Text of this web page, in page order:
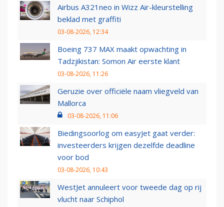
Airbus A321neo in Wizz Air-kleurstelling
beklad met graffiti
03-08-2026, 12:34
Boeing 737 MAX maakt opwachting in
Tadzjikistan: Somon Air eerste klant
03-08-2026, 11:26
Geruzie over officiële naam vliegveld van
Mallorca
03-08-2026, 11:06
Biedingsoorlog om easyJet gaat verder:
investeerders krijgen dezelfde deadline
voor bod
03-08-2026, 10:43
WestJet annuleert voor tweede dag op rij
vlucht naar Schiphol